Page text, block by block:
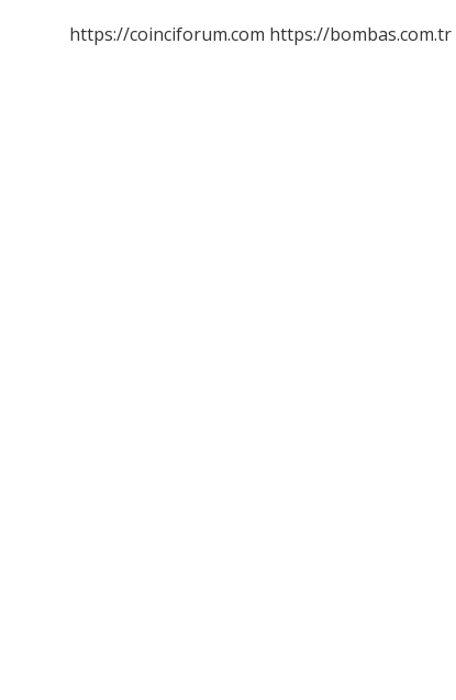
https://coinciforum.com https://bombas.com.tr